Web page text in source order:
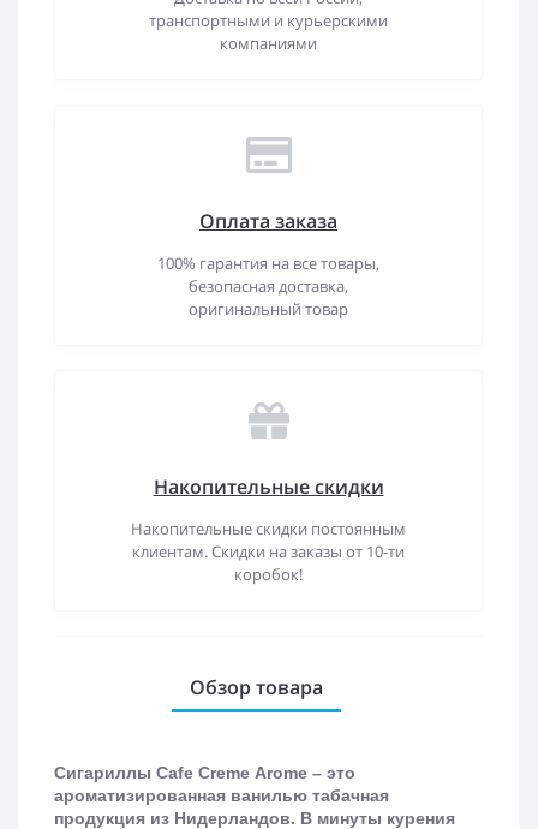
транспортными и курьерскими
компаниями
Оплата заказа
100% гарантия на все товары,
безопасная доставка,
оригинальный товар
Накопительные скидки
Накопительные скидки постоянным
клиентам. Скидки на заказы от 10-ти
коробок!
Обзор товара
Сигариллы Cafe Creme Arome – это
ароматизированная ванилью табачная
продукция из Нидерландов. В минуты курения